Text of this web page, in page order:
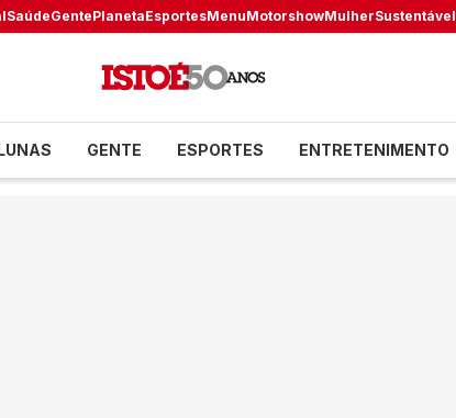
SaúdeGentePlanetaEsportesMenuMotorshowMulherSustentável
GENTE ESPORTES ENTRETENIMENTO